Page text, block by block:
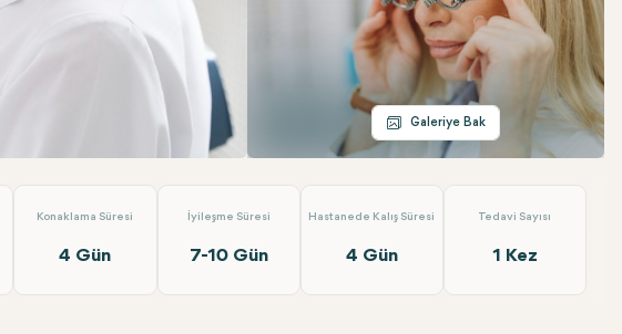
Galeriye Bak
Konaklama Süresi
4 Gün
İyileşme Süresi
7-10 Gün
Hastanede Kalış Süresi
4 Gün
Tedavi Sayısı
1 Kez